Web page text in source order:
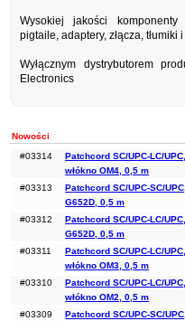
Wysokiej jakości
pigtaile, adaptery, złącza, tłumiki
Wyłącznym dystrybutorem
Electronics
Nowości
#03314
Patchcord SC/UPC-LC/
włókno OM4, 0,5 m
#03313
Patchcord SC/UPC-SC/
G652D, 0,5 m
#03312
Patchcord SC/UPC-LC/
G652D, 0,5 m
#03311
Patchcord SC/UPC-LC/
włókno OM3, 0,5 m
#03310
Patchcord SC/UPC-LC/
włókno OM2, 0,5 m
#03309
Patchcord SC/UPC-SC/